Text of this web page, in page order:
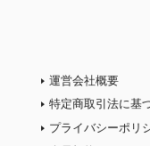
運営会社概要
特定商取引法に基
プライバシーポリ